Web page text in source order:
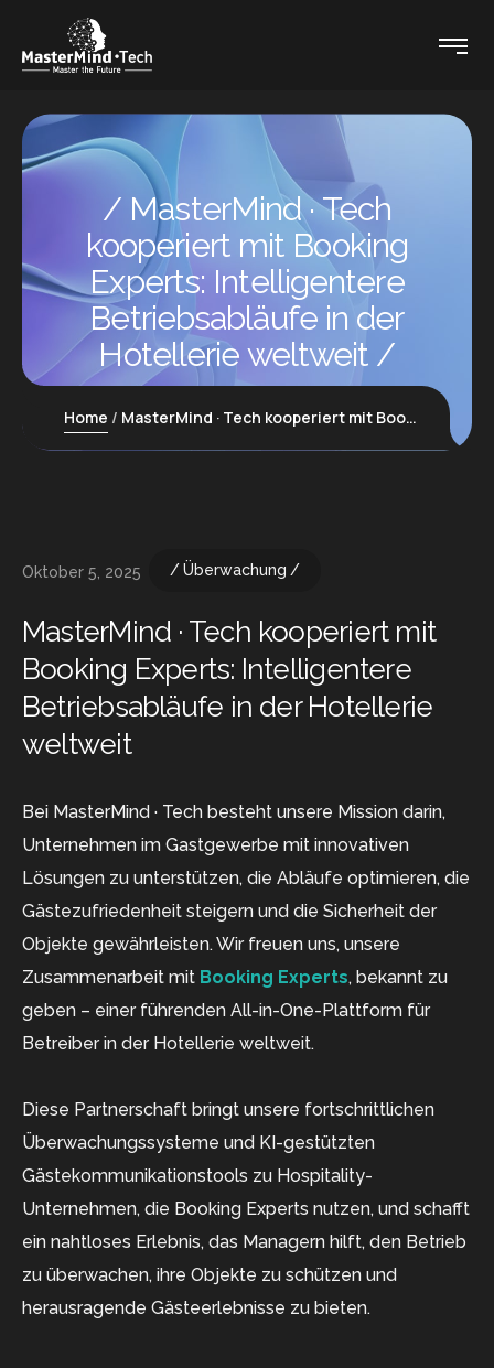
MasterMind · Tech
kooperiert mit Booking
Experts: Intelligentere
Betriebsabläufe in der
Hotellerie weltweit
Home MasterMind · Tech kooperiert mit Booking Experts: Intelligentere Betriebsabläufe in der Hotellerie weltweit
Oktober 5, 2025 Überwachung
MasterMind · Tech kooperiert mit
Booking Experts: Intelligentere
Betriebsabläufe in der Hotellerie
weltweit
Bei MasterMind · Tech besteht unsere Mission darin,
Unternehmen im Gastgewerbe mit innovativen
Lösungen zu unterstützen, die Abläufe optimieren, die
Gästezufriedenheit steigern und die Sicherheit der
Objekte gewährleisten. Wir freuen uns, unsere
Zusammenarbeit mit Booking Experts, bekannt zu
geben – einer führenden All-in-One-Plattform für
Betreiber in der Hotellerie weltweit.
Diese Partnerschaft bringt unsere fortschrittlichen
Überwachungssysteme und KI-gestützten
Gästekommunikationstools zu Hospitality-
Unternehmen, die Booking Experts nutzen, und schafft
ein nahtloses Erlebnis, das Managern hilft, den Betrieb
zu überwachen, ihre Objekte zu schützen und
herausragende Gästeerlebnisse zu bieten.